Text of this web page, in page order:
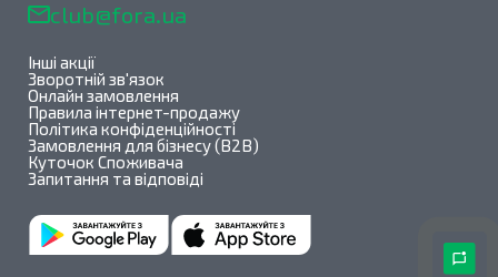
club@fora.ua
Інші акції
Зворотній зв'язок
Онлайн замовлення
Правила інтернет-продажу
Політика конфіденційності
Замовлення для бізнесу (B2B)
Куточок Споживача
Запитання та відповіді